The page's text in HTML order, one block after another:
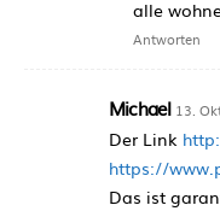
alle
Antworten
Michael 13.
Der Link
https://
Das ist